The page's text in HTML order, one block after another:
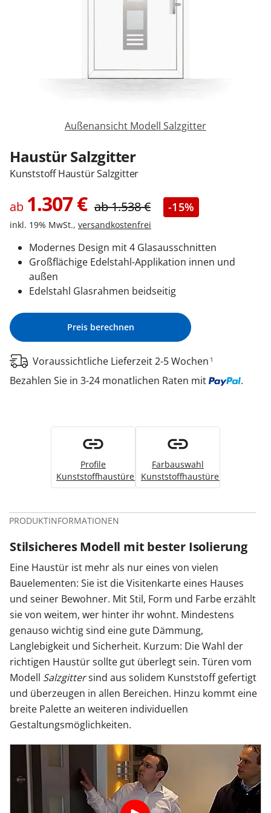
Kontakt / Hilfe
Außenansicht Modell Salzgitter
Haustür Salzgitter
Kunststoff Haustür Salzgitter
ab 1.307€ ab1.538€ -15%
inkl. 19% MwSt., versandkostenfrei
Modernes Design mit 4 Glasausschnitten
Großflächige Edelstahl-Applikation innen und
außen
Edelstahl Glasrahmen beidseitig
Preis berechnen
Voraussichtliche Lieferzeit 2-5 Wochen 1
Bezahlen Sie in 3-24 monatlichen Raten mit .
Profile
Kunststoffhaustüren
Farbauswahl
Kunststoffhaustüren
PRODUKTINFORMATIONEN
Stilsicheres Modell mit bester Isolierung
Eine Haustür ist mehr als nur eines von vielen
Bauelementen: Sie ist die Visitenkarte eines Hauses
und seiner Bewohner. Mit Stil, Form und Farbe erzählt
sie von weitem, wer hinter ihr wohnt. Mindestens
genauso wichtig sind eine gute Dämmung,
Langlebigkeit und Sicherheit. Kurzum: Die Wahl der
richtigen Haustür sollte gut überlegt sein. Türen vom
Modell Salzgittersind aus solidem Kunststoff gefertigt
und überzeugen in allen Bereichen. Hinzu kommt eine
breite Palette an weiteren individuellen
Gestaltungsmöglichkeiten.